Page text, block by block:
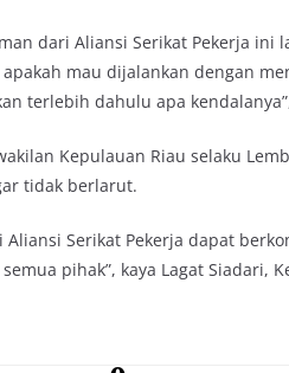
dari Aliansi Serikat Pekerja ini
mau dijalankan dengan
terlebih dahulu apa
Kepulauan Riau selaku
tidak berlarut.
Serikat Pekerja dapat
pihak”, kaya Lagat Siadari,